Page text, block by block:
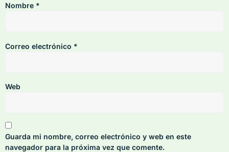
Nombre *
Correo electrónico *
Web
Guarda mi nombre, correo electrónico y web en este
navegador para la próxima vez que comente.